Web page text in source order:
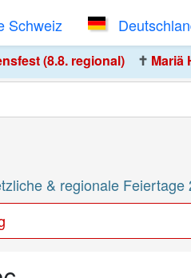
Schweiz
(8.8. regional) ✝️ Mariä
& regionale